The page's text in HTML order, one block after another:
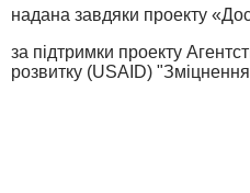
надана завдяки проекту
за підтримки проекту
розвитку (USAID)